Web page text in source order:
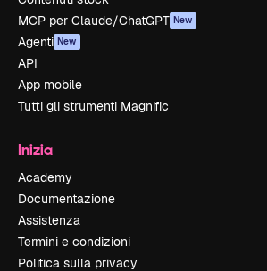
MCP per Claude/ChatGPT New
Agenti New
API
App mobile
Tutti gli strumenti Magnific
Inizia
Academy
Documentazione
Assistenza
Termini e condizioni
Politica sulla privacy